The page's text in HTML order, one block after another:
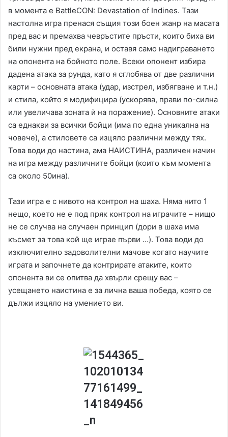
в момента е BattleCON: Devastation of Indines. Тази
настолна игра пренася същия този боен жанр на масата
пред вас и премахва чевръстите пръсти, които биха ви
били нужни пред екрана, и оставя само надиграването
на опонента на бойното поле. Всеки опонент избира
дадена атака за рунда, като я сглобява от две различни
карти – основната атака (удар, изстрел, избягване и т.н.)
и стила, който я модифицира (ускорява, прави по-силна
или увеличава зоната ѝ на поражение). Основните атаки
са еднакви за всички бойци (има по една уникална на
човече), а стиловете са изцяло различни между тях.
Това води до настина, ама НАИСТИНА, различен начин
на игра между различните бойци (които към момента
са около 50ина).
Тази игра е с нивото на контрол на шаха. Няма нито 1
нещо, което не е под пряк контрол на играчите – нищо
не се случва на случаен принцип (дори в шаха има
късмет за това кой ще играе първи …). Това води до
изключително задоволителни мачове когато научите
играта и започнете да контрирате атаките, които
опонента ви се опитва да хвърли срещу вас –
усещането наистина е за лична ваша победа, която се
дължи изцяло на умението ви.